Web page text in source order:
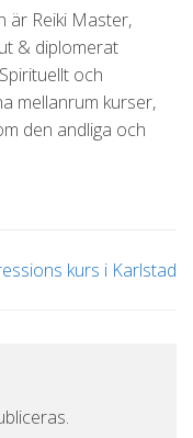
är Reiki Master,
& diplomerat
och
mellanrum kurser,
den andliga och
kurs i Karlstad